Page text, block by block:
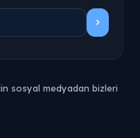
sosyal medyadan bizleri